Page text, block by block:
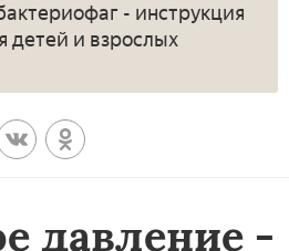
- инструкция
детей и взрослых
давление -